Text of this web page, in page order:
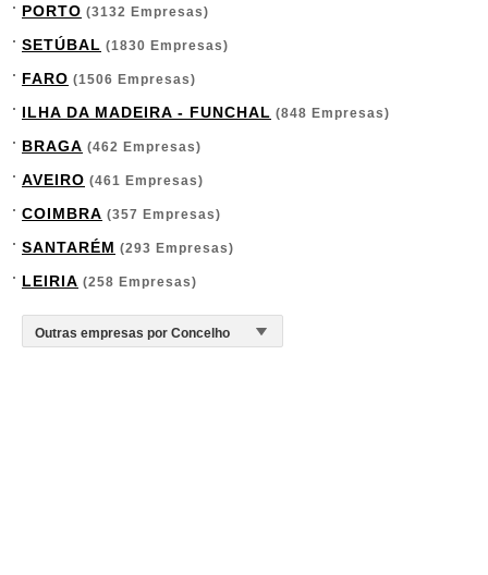
PORTO (3132 Empresas)
SETÚBAL (1830 Empresas)
FARO (1506 Empresas)
ILHA DA MADEIRA - FUNCHAL (848 Empresas)
BRAGA (462 Empresas)
AVEIRO (461 Empresas)
COIMBRA (357 Empresas)
SANTARÉM (293 Empresas)
LEIRIA (258 Empresas)